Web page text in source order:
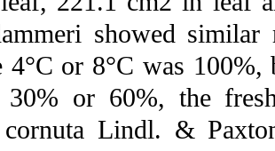
showed
4°C or 8°C was
30% or 60%, the
Lindl. &